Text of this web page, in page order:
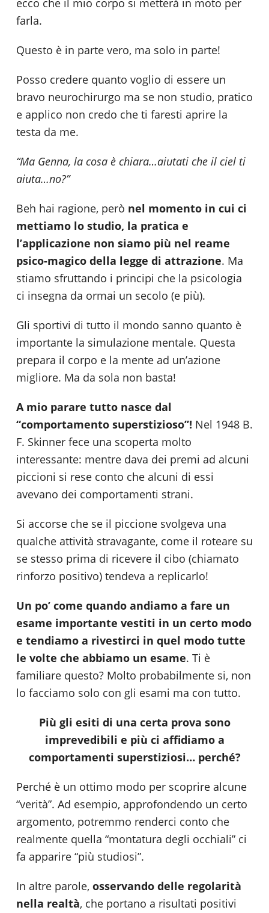
ecco che il mio corpo si metterà in moto per
farla.
Questo è in parte vero, ma solo in parte!
Posso credere quanto voglio di essere un
bravo neurochirurgo ma se non studio, pratico
e applico non credo che ti faresti aprire la
testa da me.
“Ma Genna, la cosa è chiara…aiutati che il ciel ti
aiuta…no?”
Beh hai ragione, però nel momento in cui ci
mettiamo lo studio, la pratica e
l’applicazione non siamo più nel reame
psico-magico della legge di attrazione. Ma
stiamo sfruttando i principi che la psicologia
ci insegna da ormai un secolo (e più).
Gli sportivi di tutto il mondo sanno quanto è
importante la simulazione mentale. Questa
prepara il corpo e la mente ad un’azione
migliore. Ma da sola non basta!
A mio parare tutto nasce dal
“comportamento superstizioso”! Nel 1948 B.
F. Skinner fece una scoperta molto
interessante: mentre dava dei premi ad alcuni
piccioni si rese conto che alcuni di essi
avevano dei comportamenti strani.
Si accorse che se il piccione svolgeva una
qualche attività stravagante, come il roteare su
se stesso prima di ricevere il cibo (chiamato
rinforzo positivo) tendeva a replicarlo!
Un po’ come quando andiamo a fare un
esame importante vestiti in un certo modo
e tendiamo a rivestirci in quel modo tutte
le volte che abbiamo un esame. Ti è
familiare questo? Molto probabilmente si, non
lo facciamo solo con gli esami ma con tutto.
Più gli esiti di una certa prova sono
imprevedibili e più ci affidiamo a
comportamenti superstiziosi… perché?
Perché è un ottimo modo per scoprire alcune
“verità”. Ad esempio, approfondendo un certo
argomento, potremmo renderci conto che
realmente quella “montatura degli occhiali” ci
fa apparire “più studiosi”.
In altre parole, osservando delle regolarità
nella realtà, che portano a risultati positivi